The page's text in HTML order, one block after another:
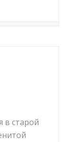
в старой